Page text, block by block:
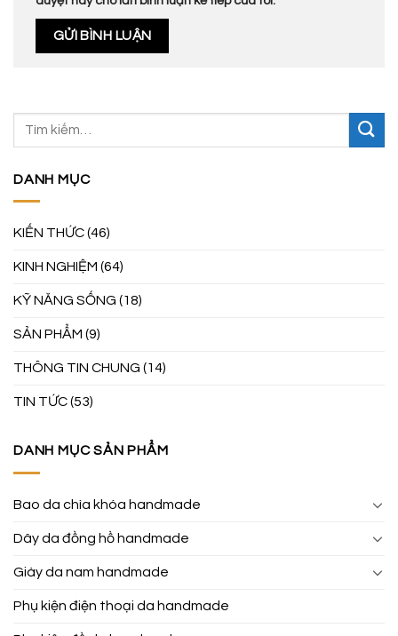
DANH MỤC
KIẾN THỨC(46)
KINH NGHIỆM (64)
KỸ NĂNG SỐNG (18)
SẢN PHẨM (9)
THÔNG TIN CHUNG (14)
TIN TỨC(53)
DANH MỤC SẢN PHẨM
Bao da chìa khóa handmade
Dây da đồng hồ handmade
Giày da nam handmade
Phụ kiện điện thoại da handmade